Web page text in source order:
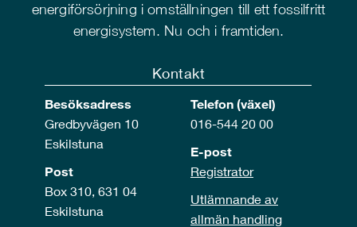
energiförsörjning i omställningen till ett fossilfritt
energisystem. Nu och i framtiden.
Kontakt
Besöksadress
Gredbyvägen 10
Eskilstuna
Post
Box 310, 631 04
Eskilstuna
Telefon (växel)
016-544 20 00
E-post
Registrator
Utlämnande av
allmän handling